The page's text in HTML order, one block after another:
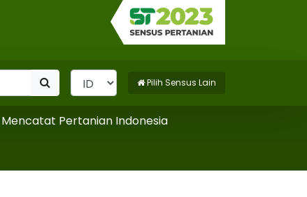
Pilih Sensus Lain
Pertanian Indonesia